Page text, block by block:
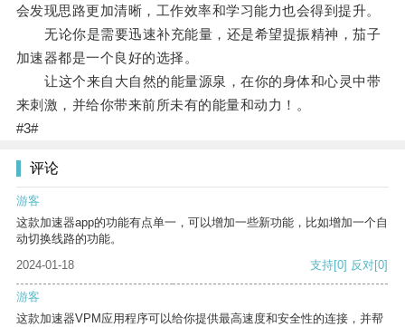
会发现思路更加清晰，工作效率和学习能力也会得到提升。
无论你是需要迅速补充能量，还是希望提振精神，茄子
加速器都是一个良好的选择。
让这个来自大自然的能量源泉，在你的身体和心灵中带
来刺激，并给你带来前所未有的能量和动力！。
#3#
评论
游客
这款加速器app的功能有点单一，可以增加一些新功能，比如增加一个自
动切换线路的功能。
2024-01-18
支持[0] 反对[0]
游客
这款加速器VPM应用程序可以给你提供最高速度和安全性的连接，并帮